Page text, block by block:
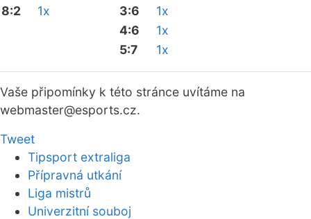
8:2
1x
3:6
1x
4:6
1x
5:7
1x
Vaše připomínky k této stránce uvítáme na
webmaster@esports.cz.
Tweet
Tipsport extraliga
Přípravná utkání
Liga mistrů
Univerzitní souboj